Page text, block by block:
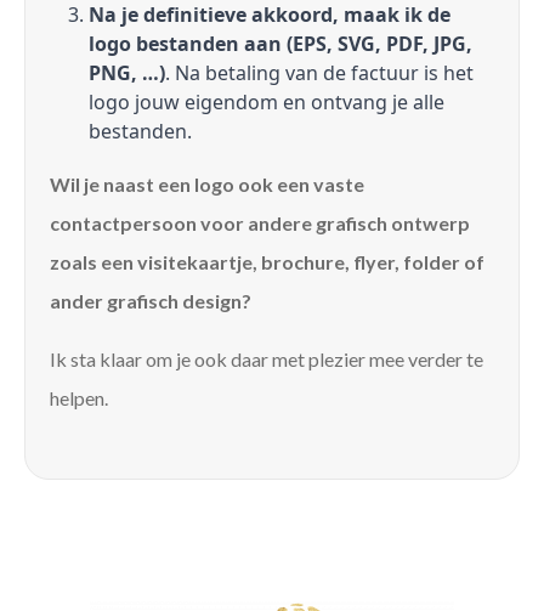
Na je definitieve akkoord, maak ik de
logo bestanden aan (EPS, SVG, PDF, JPG,
PNG, …). Na betaling van de factuur is het
logo jouw eigendom en ontvang je alle
bestanden.
Wil je naast een logo ook een vaste
contactpersoon voor andere grafisch ontwerp
zoals een visitekaartje, brochure, flyer, folder of
ander grafisch design?
Ik sta klaar om je ook daar met plezier mee verder te
helpen.